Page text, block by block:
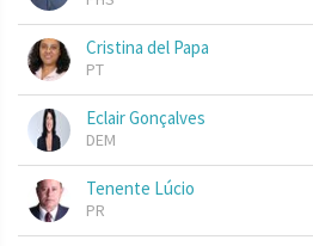
Cristina del Papa
PT
Eclair Gonçalves
DEM
Tenente Lúcio
PR